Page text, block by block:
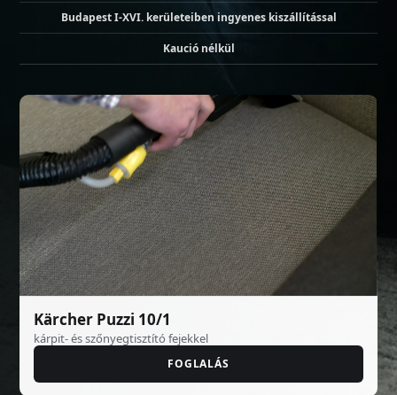
Budapest I-XVI. kerületeiben ingyenes kiszállítással
Kaució nélkül
Kärcher Puzzi 10/1
kárpit- és szőnyegtisztító fejekkel
FOGLALÁS